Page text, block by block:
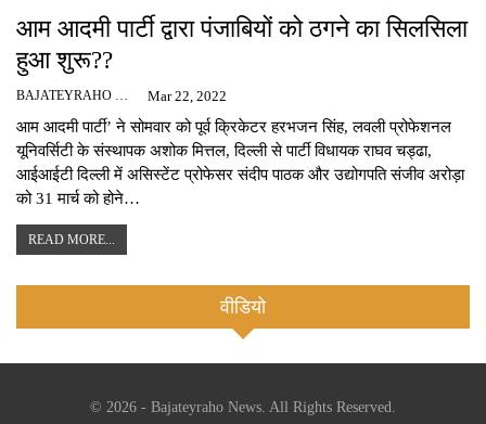
आम आदमी पार्टी द्वारा पंजाबियों को ठगने का सिलसिला
हुआ शुरू??
BAJATEYRAHO NEWS Mar 22, 2022
आम आदमी पार्टी’ ने सोमवार को पूर्व क्रिकेटर हरभजन सिंह, लवली प्रोफेशनल
यूनिवर्सिटी के संस्थापक अशोक मित्तल, दिल्ली से पार्टी विधायक राघव चड्ढा,
आईआईटी दिल्ली में असिस्टेंट प्रोफेसर संदीप पाठक और उद्योगपति संजीव अरोड़ा
को 31 मार्च को होने…
READ MORE...
वीडियो
© 2026 - Bajateyraho News. All Rights Reserved.